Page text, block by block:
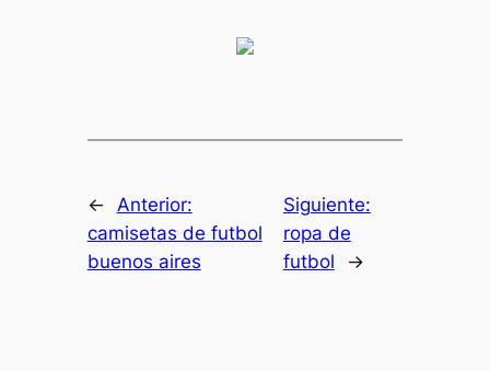
←
Anterior:
camisetas de futbol
buenos aires
Siguiente:
ropa de
futbol
→